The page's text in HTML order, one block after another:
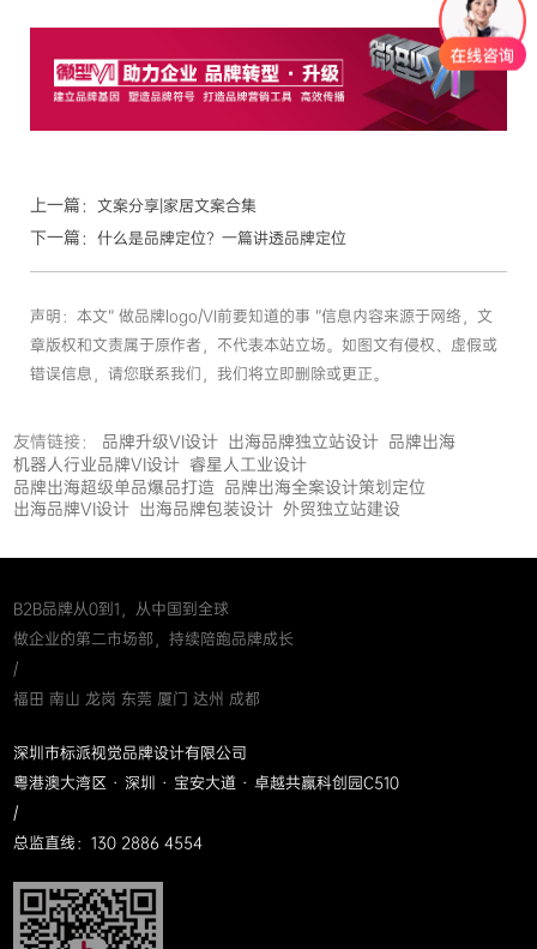
上一篇： 文案分享|家居文案合集
下一篇： 什么是品牌定位？一篇讲透品牌定位
声明：本文“ 做品牌logo/VI前要知道的事 ”信息内容来源于网络，文
章版权和文责属于原作者，不代表本站立场。如图文有侵权、虚假或
错误信息，请您联系我们，我们将立即删除或更正。
友情链接： 品牌升级VI设计 出海品牌独立站设计 品牌出海
机器人行业品牌VI设计 睿星人工业设计
品牌出海超级单品爆品打造 品牌出海全案设计策划定位
出海品牌VI设计 出海品牌包装设计 外贸独立站建设
B2B品牌从0到1，从中国到全球
做企业的第二市场部，持续陪跑品牌成长
/
福田 南山 龙岗 东莞 厦门 达州 成都
深圳市标派视觉品牌设计有限公司
粤港澳大湾区 · 深圳 · 宝安大道 · 卓越共赢科创园C510
/
总监直线：130 2886 4554